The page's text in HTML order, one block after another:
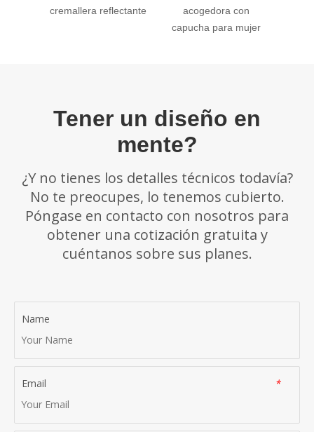
cremallera reflectante
acogedora con
capucha para mujer
Tener un diseño en
mente?
¿Y no tienes los detalles técnicos todavía?
No te preocupes, lo tenemos cubierto.
Póngase en contacto con nosotros para
obtener una cotización gratuita y
cuéntanos sobre sus planes.
Name
*
Email